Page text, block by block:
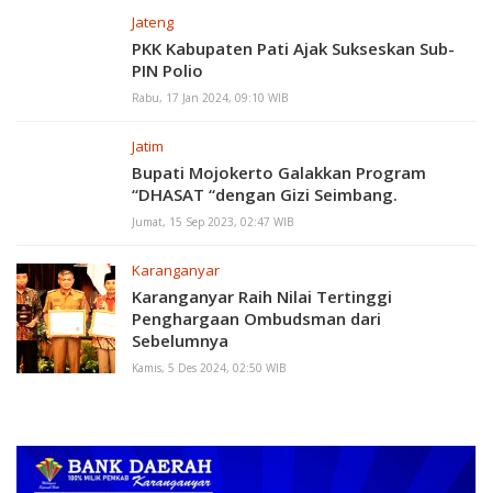
Jateng
PKK Kabupaten Pati Ajak Sukseskan Sub-
PIN Polio
Rabu, 17 Jan 2024, 09:10 WIB
Jatim
Bupati Mojokerto Galakkan Program
“DHASAT “dengan Gizi Seimbang.
Jumat, 15 Sep 2023, 02:47 WIB
Karanganyar
Karanganyar Raih Nilai Tertinggi
Penghargaan Ombudsman dari
Sebelumnya
Kamis, 5 Des 2024, 02:50 WIB